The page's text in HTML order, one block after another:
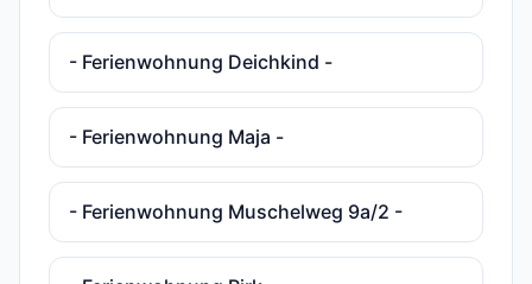
- Ferienwohnung Deichkind -
- Ferienwohnung Maja -
- Ferienwohnung Muschelweg 9a/2 -